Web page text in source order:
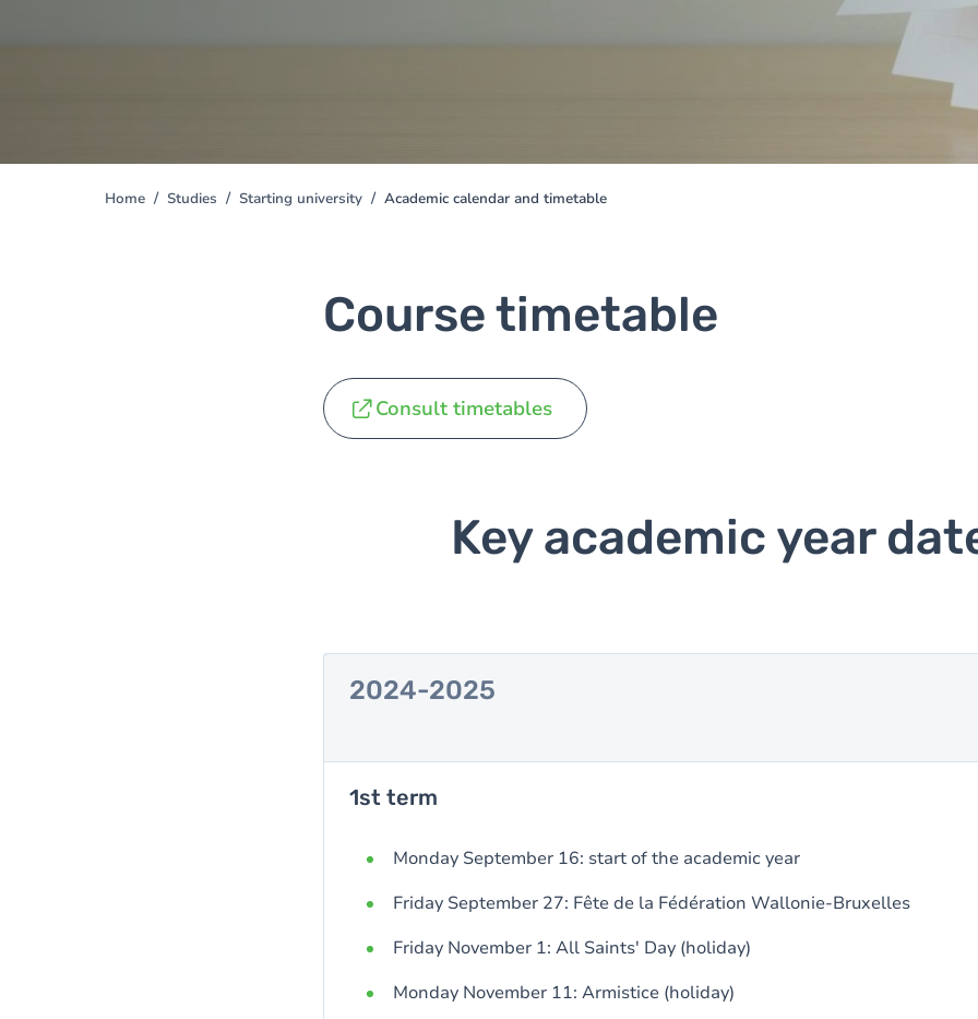
You
Home Studies Starting university Academic calendar and timetable
Course timetable
Consult timetables
Key academic year
2024-2025
1st term
Monday September 16: start of the academic year
Friday September 27: Fête de la Fédération Wallonie-Bruxelles
Friday November 1: All Saints' Day (holiday)
Monday November 11: Armistice (holiday)